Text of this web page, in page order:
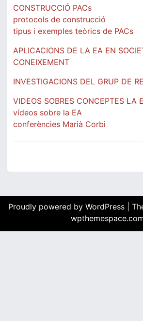
CONSTRUCCIÓ PACs
protocols de construcció
tipus i exemples teòrics de PACs
APLICACIONS DE LA EA EN
CONEIXEMENT
INVESTIGACIONS DEL GRUP DE
VIDEOS SOBRES CONCEPTES LA
vídeos sobre la EA
conferències Marià Corbi
Proudly powered by WordPress